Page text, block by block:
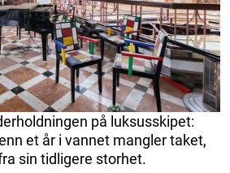
på luksusskipet:
et år i vannet mangler taket,
sin tidligere storhet.